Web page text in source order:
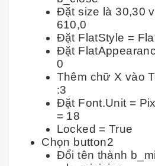
Đặt size là 30,30
610,0
Đặt FlatStyle =
Đặt
0
Thêm chữ X vào
:3
Đặt Font.Unit =
= 18
Locked = True
Chọn button2
Đổi tên thành